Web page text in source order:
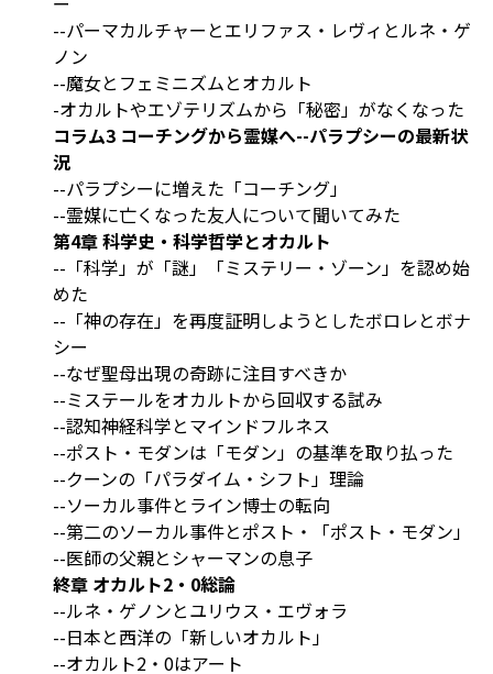
--パーマカルチャーとエリファス・レヴィとルネ・ゲ
ノン
--魔女とフェミニズムとオカルト
-オカルトやエゾテリズムから「秘密」がなくなった
コラム3 コーチングから霊媒へ--パラプシーの最新状
況
--パラプシーに増えた「コーチング」
--霊媒に亡くなった友人について聞いてみた
第4章 科学史・科学哲学とオカルト
--「科学」が「謎」「ミステリー・ゾーン」を認め始
めた
--「神の存在」を再度証明しようとしたボロレとボナ
シー
--なぜ聖母出現の奇跡に注目すべきか
--ミステールをオカルトから回収する試み
--認知神経科学とマインドフルネス
--ポスト・モダンは「モダン」の基準を取り払った
--クーンの「パラダイム・シフト」理論
--ソーカル事件とライン博士の転向
--第二のソーカル事件とポスト・「ポスト・モダン」
--医師の父親とシャーマンの息子
終章 オカルト2・0総論
--ルネ・ゲノンとユリウス・エヴォラ
--日本と西洋の「新しいオカルト」
--オカルト2・0はアート